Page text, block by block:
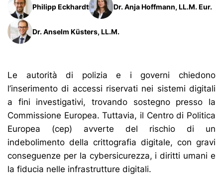
Philipp Eckhardt Dr. Anja Hoffmann, LL.M. Eur.
Dr. Anselm Küsters, LL.M.
Le autorità di polizia e i governi chiedono
l’inserimento di accessi riservati nei sistemi digitali
a fini investigativi, trovando sostegno presso la
Commissione Europea. Tuttavia, il Centro di Politica
Europea (cep) avverte del rischio di un
indebolimento della crittografia digitale, con gravi
conseguenze per la cybersicurezza, i diritti umani e
la fiducia nelle infrastrutture digitali.